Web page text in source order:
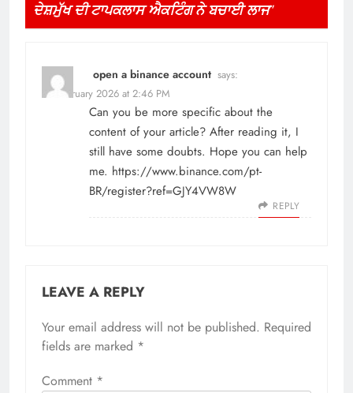
ਦੇਸ਼ਮੁੱਖ ਦੀ ਟਾਪਕਲਾਸ ਐਕਟਿੰਗ ਨੇ ਬਚਾਈ ਲਾਜ”
open a binance account says:
16 February 2026 at 2:46 PM
Can you be more specific about the
content of your article? After reading it, I
still have some doubts. Hope you can help
me. https://www.binance.com/pt-
BR/register?ref=GJY4VW8W
REPLY
LEAVE A REPLY
Your email address will not be published. Required
fields are marked *
Comment *